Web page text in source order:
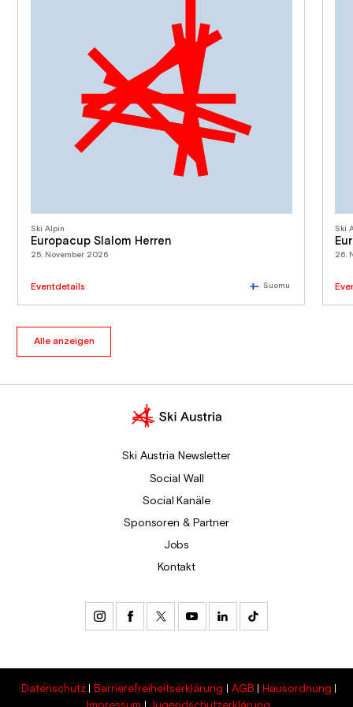
Ski Alpin
Europacup Slalom Herren
25. November 2026
Eventdetails Suomu
Ski
26.
Alle anzeigen
Ski Austria Newsletter
Social Wall
Social Kanäle
Sponsoren & Partner
Jobs
Kontakt
Datenschutz Barrierefreiheitserklärung AGB
Hausordnung